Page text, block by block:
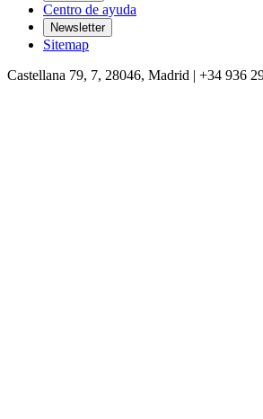
Centro de ayuda
Newsletter
Sitemap
Castellana 79, 7, 28046, Madrid | +34 936